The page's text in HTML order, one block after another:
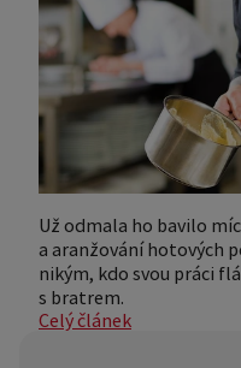
Už odmala ho bavilo
a aranžování hotových
nikým, kdo svou práci
s bratrem.
Celý článek